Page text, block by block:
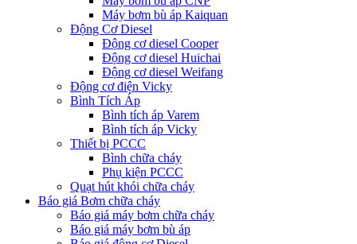
Máy bơm bù áp Kaiquan
Động Cơ Diesel
Động cơ diesel Cooper
Động cơ diesel Huichai
Động cơ diesel Weifang
Động cơ điện Vicky
Bình Tích Áp
Bình tích áp Varem
Bình tích áp Vicky
Thiết bị PCCC
Bình chữa cháy
Phụ kiện PCCC
Quạt hút khói chữa cháy
Báo giá Bơm chữa cháy
Báo giá máy bơm chữa cháy
Báo giá máy bơm bù áp